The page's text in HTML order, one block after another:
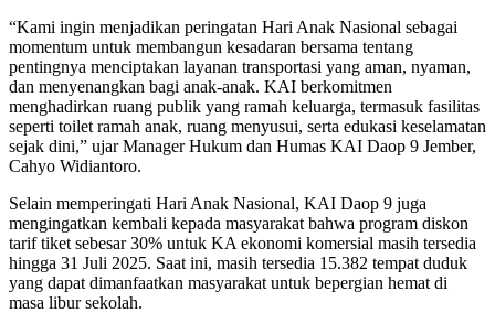
“Kami ingin menjadikan peringatan Hari Anak Nasional sebagai
momentum untuk membangun kesadaran bersama tentang
pentingnya menciptakan layanan transportasi yang aman, nyaman,
dan menyenangkan bagi anak-anak. KAI berkomitmen
menghadirkan ruang publik yang ramah keluarga, termasuk fasilitas
seperti toilet ramah anak, ruang menyusui, serta edukasi keselamatan
sejak dini,” ujar Manager Hukum dan Humas KAI Daop 9 Jember,
Cahyo Widiantoro.
Selain memperingati Hari Anak Nasional, KAI Daop 9 juga
mengingatkan kembali kepada masyarakat bahwa program diskon
tarif tiket sebesar 30% untuk KA ekonomi komersial masih tersedia
hingga 31 Juli 2025. Saat ini, masih tersedia 15.382 tempat duduk
yang dapat dimanfaatkan masyarakat untuk bepergian hemat di
masa libur sekolah.